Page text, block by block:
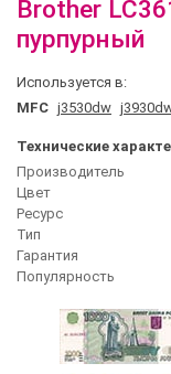
Brother
пурпурный
Используется в:
MFC j3530dw
Технические
Производитель
Цвет
Ресурс
Тип
Гарантия
Популярность